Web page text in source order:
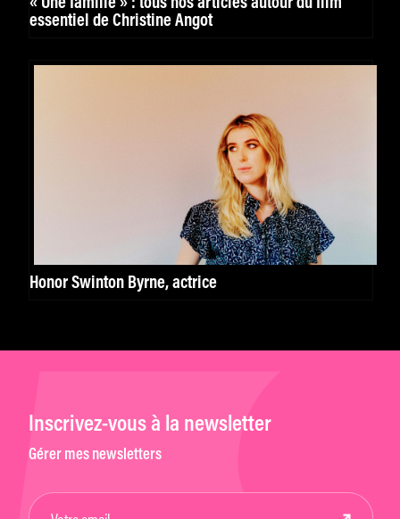
essentiel de Christine Angot
Honor Swinton Byrne, actrice
Inscrivez-vous à la newsletter
Gérer mes newsletters